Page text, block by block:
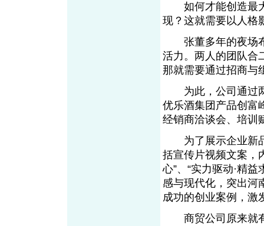
如何才能创造最大
现？这就需要以人格
张董多年的夜场布
活力。两人的团队合
那就需要通过招商与
为此，公司通过
优乐酒集团产品创富
经销商洽谈会、培训
为了展示企业新品
括宣传片视频文案，
心”、“实力驱动·精益
感与现代化，突出河
成功的创业案例，激
商贸公司原来就有